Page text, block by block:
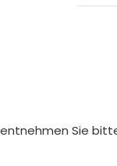
entnehmen Sie